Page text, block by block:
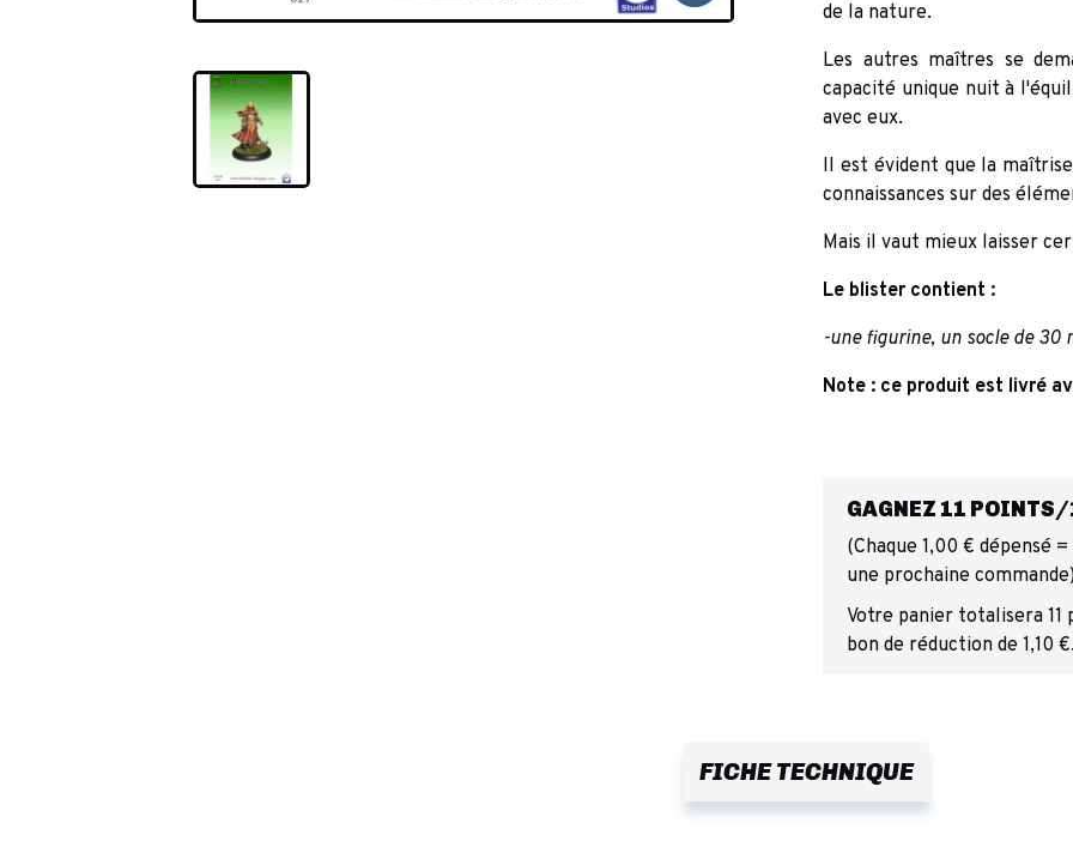
de la nature.
Les autres maîtres se
capacité unique nuit à
avec eux.
Il est évident que la
connaissances sur des
Mais il vaut mieux laisser
Le blister contient :
-une figurine, un socle de 30
Note : ce produit est livré
GAGNEZ 11
(Chaque 1,00 € dépensé
une prochaine commande)
Votre panier totalisera
bon de réduction de 1,10 €.
FICHE TECHNIQUE